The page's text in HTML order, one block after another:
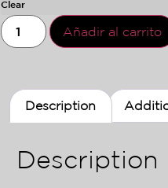
Clear
Añadir al carrito
Description
Description